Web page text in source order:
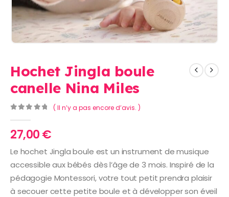
Hochet Jingla boule
canelle Nina Miles
( Il n’y a pas encore d’avis. )
27,00€
Le hochet Jingla boule est un instrument de musique
accessible aux bébés dès l’âge de 3 mois. Inspiré de la
pédagogie Montessori, votre tout petit prendra plaisir
à secouer cette petite boule et à développer son éveil